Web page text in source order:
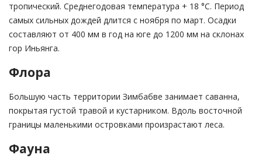
тропический. Среднегодовая температура + 18 °С. Период
самых сильных дождей длится с ноября по март. Осадки
составляют от 400 мм в год на юге до 1200 мм на склонах
гор Иньянга.
Флора
Большую часть территории Зимбабве занимает саванна,
покрытая густой травой и кустарником. Вдоль восточной
границы маленькими островками произрастают леса.
Фауна